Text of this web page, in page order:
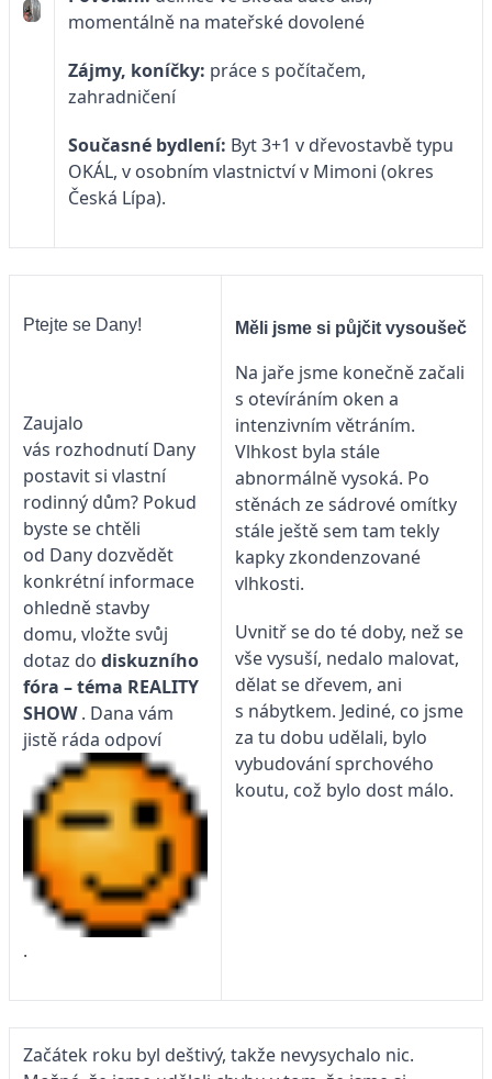
momentálně na mateřské dovolené
Zájmy, koníčky: práce s počítačem,
zahradničení
Současné bydlení: Byt 3+1 v dřevostavbě typu
OKÁL, v osobním vlastnictví v Mimoni (okres
Česká Lípa).
Ptejte se Dany!
Zaujalo
vás rozhodnutí Dany
postavit si vlastní
rodinný dům? Pokud
byste se chtěli
od Dany dozvědět
konkrétní informace
ohledně stavby
domu, vložte svůj
dotaz do diskuzního
fóra – téma REALITY
SHOW. Dana vám
jistě ráda odpoví
.
Měli jsme si půjčit vysoušeč
Na jaře jsme konečně začali
s otevíráním oken a
intenzivním větráním.
Vlhkost byla stále
abnormálně vysoká. Po
stěnách ze sádrové omítky
stále ještě sem tam tekly
kapky zkondenzované
vlhkosti.
Uvnitř se do té doby, než se
vše vysuší, nedalo malovat,
dělat se dřevem, ani
s nábytkem. Jediné, co jsme
za tu dobu udělali, bylo
vybudování sprchového
koutu, což bylo dost málo.
Začátek roku byl deštivý, takže nevysychalo nic.